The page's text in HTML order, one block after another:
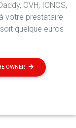
OVH, IONOS,
votre prestataire
quelque euros
OWNER